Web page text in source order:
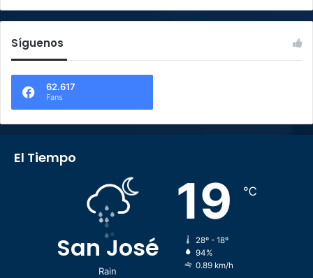
Síguenos
62.617
Fans
El Tiempo
San José
Rain
19 ℃
28º - 18º
94%
0.89 km/h